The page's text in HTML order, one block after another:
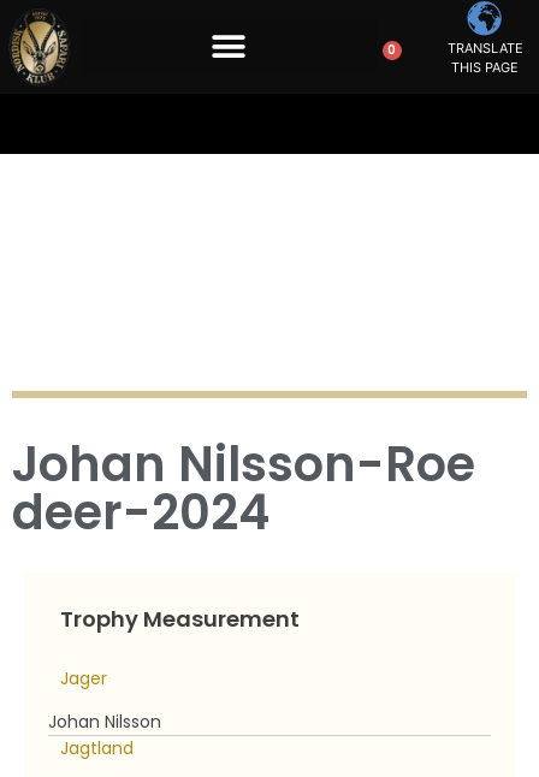
0
TRANSLATE
THIS PAGE
Johan Nilsson-Roe
deer-2024
Trophy Measurement
Jager
Johan Nilsson
Jagtland